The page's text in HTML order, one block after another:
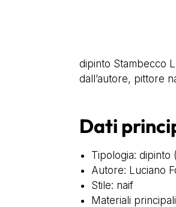
dipinto Stambecco
dall’autore, pittore
Dati
Tipologia: dipinto
Autore: Luciano
Stile: naif
Materiali